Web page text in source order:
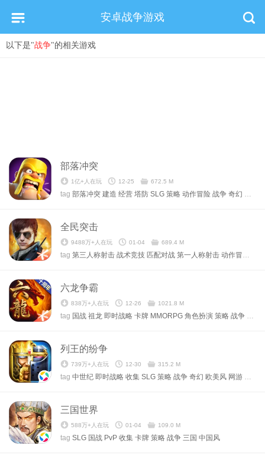
安卓战争游戏
以下是"战争"的相关游戏
部落冲突
1亿+人在玩 12-25 672.5 M
tag 部落冲突 建造 经营 塔防 SLG 策略 动作冒险 战争 奇幻 军事
全民突击
9488万+人在玩 01-04 689.4 M
tag 第三人称射击 战术竞技 匹配对战 第一人称射击 动作冒险
六龙争霸
838万+人在玩 12-26 1021.8 M
tag 国战 祖龙 即时战略 卡牌 MMORPG 角色扮演 策略 战争 三国
列王的纷争
739万+人在玩 12-30 315.2 M
tag 中世纪 即时战略 收集 SLG 策略 战争 奇幻 欧美风 网游 塔防
三国世界
588万+人在玩 01-04 109.0 M
tag SLG 国战 PvP 收集 卡牌 策略 战争 三国 中国风